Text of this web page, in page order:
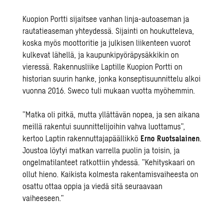
Kuopion Portti sijaitsee vanhan linja-autoaseman ja
rautatieaseman yhteydessä. Sijainti on houkutteleva,
koska myös moottoritie ja julkisen liikenteen vuorot
kulkevat lähellä, ja kaupunkipyöräpysäkkikin on
vieressä. Rakennusliike Laptille Kuopion Portti on
historian suurin hanke, jonka konseptisuunnittelu alkoi
vuonna 2016. Sweco tuli mukaan vuotta myöhemmin.
”Matka oli pitkä, mutta yllättävän nopea, ja sen aikana
meillä rakentui suunnittelijoihin vahva luottamus”,
kertoo Laptin rakennuttajapäällikkö Erno Ruotsalainen.
Joustoa löytyi matkan varrella puolin ja toisin, ja
ongelmatilanteet ratkottiin yhdessä. ”Kehityskaari on
ollut hieno. Kaikista kolmesta rakentamisvaiheesta on
osattu ottaa oppia ja viedä sitä seuraavaan
vaiheeseen.”